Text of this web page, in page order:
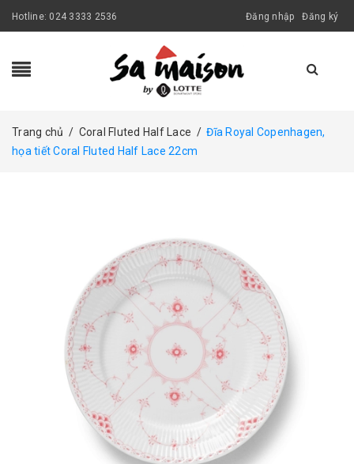
Hotline: 024 3333 2536 Đăng nhập Đăng ký
Trang chủ / Coral Fluted Half Lace / Đĩa Royal Copenhagen,
họa tiết Coral Fluted Half Lace 22cm